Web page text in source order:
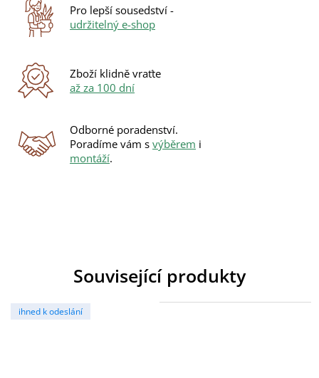
Pro lepší sousedství -
udržitelný e-shop
Zboží klidně vraťte
až za 100 dní
Odborné poradenství.
Poradíme vám s výběrem i
montáží.
Související produkty
ihned k odeslání